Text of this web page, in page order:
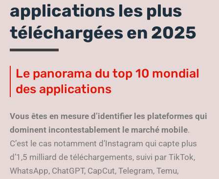
applications les plus
téléchargées en 2025
Le panorama du top 10 mondial
des applications
Vous êtes en mesure d’identifier les plateformes qui
dominent incontestablement le marché mobile.
C’est le cas notamment d’Instagram qui capte plus
d’1,5 milliard de téléchargements, suivi par TikTok,
WhatsApp, ChatGPT, CapCut, Telegram, Temu,